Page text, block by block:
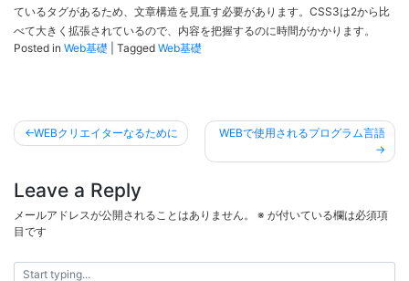
ているタグがあるため、文章構造を見直す必要があります。CSS3は2から比
べて大きく拡張されているので、内容を把握するのに時間がかかります。
Posted in Web基礎 Tagged Web基礎
投
稿
ビ
ゲ
ー
シ
WEBクリエイターなるために WEBで使用されるプログラム言語
Leave a Reply
メールアドレスが公開されることはありません。 ※ が付いている欄は必須項
目です